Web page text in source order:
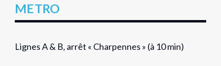
METRO
Lignes A & B, arrêt « Charpennes » (à 10 min)